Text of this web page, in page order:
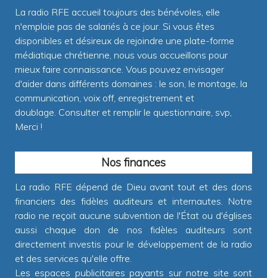
La radio RFE accueil toujours des bénévoles, elle
n'emploie pas de salariés à ce jour. Si vous êtes
disponibles et désireux de rejoindre une plate-forme
médiatique chrétienne, nous vous accueillons pour
mieux faire connaissance. Vous pouvez envisager
d'aider dans différents domaines : le son, le montage, la
communication, voix off, enregistrement et
doublage. Consulter et remplir le questionnaire, svp,
Merci !
Nos finances
La radio RFE dépend de Dieu avant tout et des dons
financiers des fidèles auditeurs et internautes. Notre
radio ne reçoit aucune subvention de l'État ou d'églises
aussi chaque don de nos fidèles auditeurs sont
directement investis pour le développement de la radio
et des services qu'elle offre.
Les espaces publicitaires payants sur notre site sont